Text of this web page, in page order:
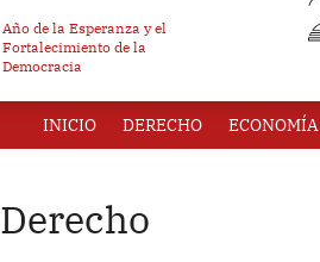
Año de la Esperanza y el
Fortalecimiento de la
Democracia
INICIO DERECHO ECONOMÍA
Derecho